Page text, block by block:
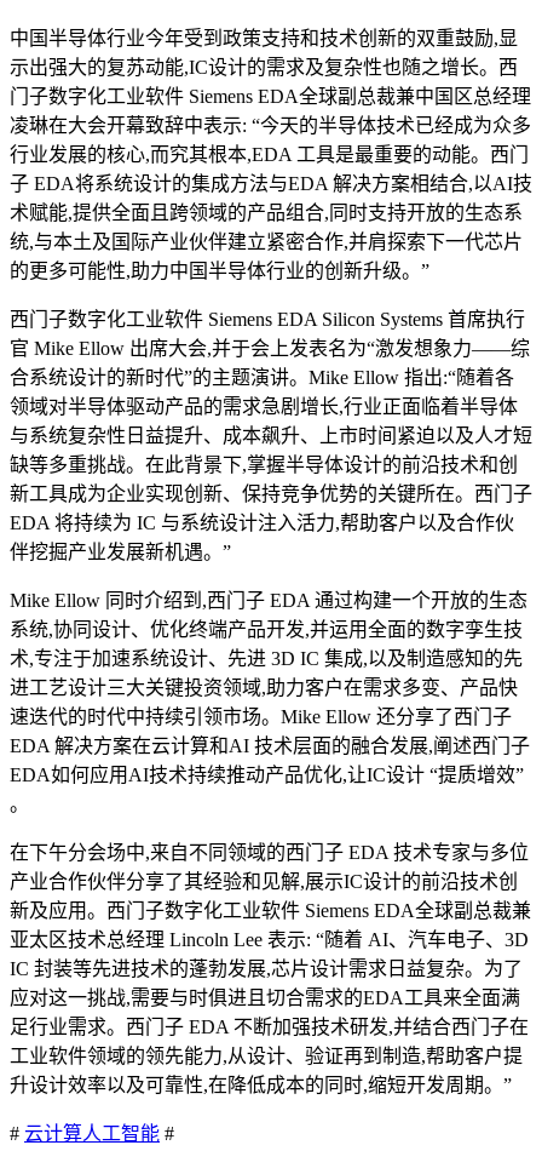
中国半导体行业今年受到政策支持和技术创新的双重鼓励,显
示出强大的复苏动能,IC设计的需求及复杂性也随之增长。西
门子数字化工业软件 Siemens EDA全球副总裁兼中国区总经理
凌琳在大会开幕致辞中表示: “今天的半导体技术已经成为众多
行业发展的核心,而究其根本,EDA 工具是最重要的动能。西门
子 EDA将系统设计的集成方法与EDA 解决方案相结合,以AI技
术赋能,提供全面且跨领域的产品组合,同时支持开放的生态系
统,与本土及国际产业伙伴建立紧密合作,并肩探索下一代芯片
的更多可能性,助力中国半导体行业的创新升级。”
西门子数字化工业软件 Siemens EDA Silicon Systems 首席执行
官 Mike Ellow 出席大会,并于会上发表名为“激发想象力——综
合系统设计的新时代”的主题演讲。Mike Ellow 指出:“随着各
领域对半导体驱动产品的需求急剧增长,行业正面临着半导体
与系统复杂性日益提升、成本飙升、上市时间紧迫以及人才短
缺等多重挑战。在此背景下,掌握半导体设计的前沿技术和创
新工具成为企业实现创新、保持竞争优势的关键所在。西门子
EDA 将持续为 IC 与系统设计注入活力,帮助客户以及合作伙
伴挖掘产业发展新机遇。”
Mike Ellow 同时介绍到,西门子 EDA 通过构建一个开放的生态
系统,协同设计、优化终端产品开发,并运用全面的数字孪生技
术,专注于加速系统设计、先进 3D IC 集成,以及制造感知的先
进工艺设计三大关键投资领域,助力客户在需求多变、产品快
速迭代的时代中持续引领市场。Mike Ellow 还分享了西门子
EDA 解决方案在云计算和AI 技术层面的融合发展,阐述西门子
EDA如何应用AI技术持续推动产品优化,让IC设计 “提质增效”
。
在下午分会场中,来自不同领域的西门子 EDA 技术专家与多位
产业合作伙伴分享了其经验和见解,展示IC设计的前沿技术创
新及应用。西门子数字化工业软件 Siemens EDA全球副总裁兼
亚太区技术总经理 Lincoln Lee 表示: “随着 AI、汽车电子、3D
IC 封装等先进技术的蓬勃发展,芯片设计需求日益复杂。为了
应对这一挑战,需要与时俱进且切合需求的EDA工具来全面满
足行业需求。西门子 EDA 不断加强技术研发,并结合西门子在
工业软件领域的领先能力,从设计、验证再到制造,帮助客户提
升设计效率以及可靠性,在降低成本的同时,缩短开发周期。”
# 云计算人工智能 #